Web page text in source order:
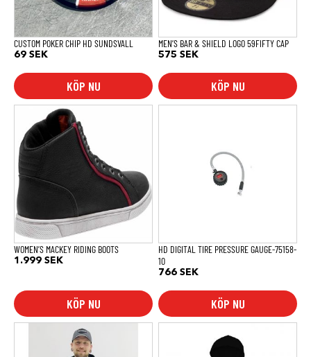
CUSTOM POKER CHIP HD SUNDSVALL
69 SEK
KÖP NU
MEN’S BAR & SHIELD LOGO 59FIFTY CAP
575 SEK
KÖP NU
kan
väljas
produktsidan
WOMEN’S MACKEY RIDING BOOTS
1.999 SEK
KÖP NU
produkten
har
flera
varianter.
De
olika
alternativen
kan
väljas
på
produktsidan
HD DIGITAL TIRE PRESSURE GAUGE-75158-
10
766 SEK
KÖP NU
produkten